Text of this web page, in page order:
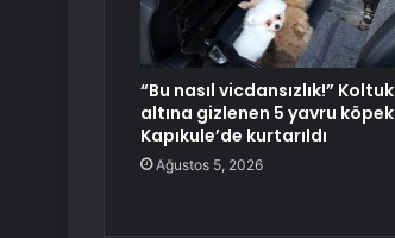
“Bu nasıl vicdansızlık!” Koltuk
altına gizlenen 5 yavru köpek
Kapıkule’de kurtarıldı
Ağustos 5, 2026